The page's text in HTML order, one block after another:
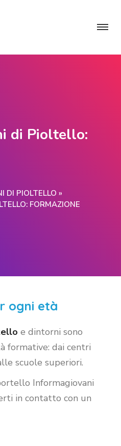
di Pioltello:
DI PIOLTELLO »
FORMAZIONE
ogni età
e dintorni sono
formative: dai centri
scuole superiori.
Informagiovani
in contatto con un